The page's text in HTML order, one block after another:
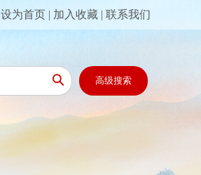
设为首页 | 加入收藏 | 联系我们
 高级搜索